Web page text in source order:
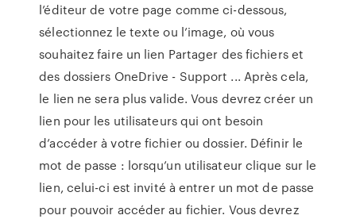
l’éditeur de votre page comme ci-dessous,
sélectionnez le texte ou l’image, où vous
souhaitez faire un lien Partager des fichiers et
des dossiers OneDrive - Support ... Après cela,
le lien ne sera plus valide. Vous devrez créer un
lien pour les utilisateurs qui ont besoin
d’accéder à votre fichier ou dossier. Définir le
mot de passe : lorsqu’un utilisateur clique sur le
lien, celui-ci est invité à entrer un mot de passe
pour pouvoir accéder au fichier. Vous devrez